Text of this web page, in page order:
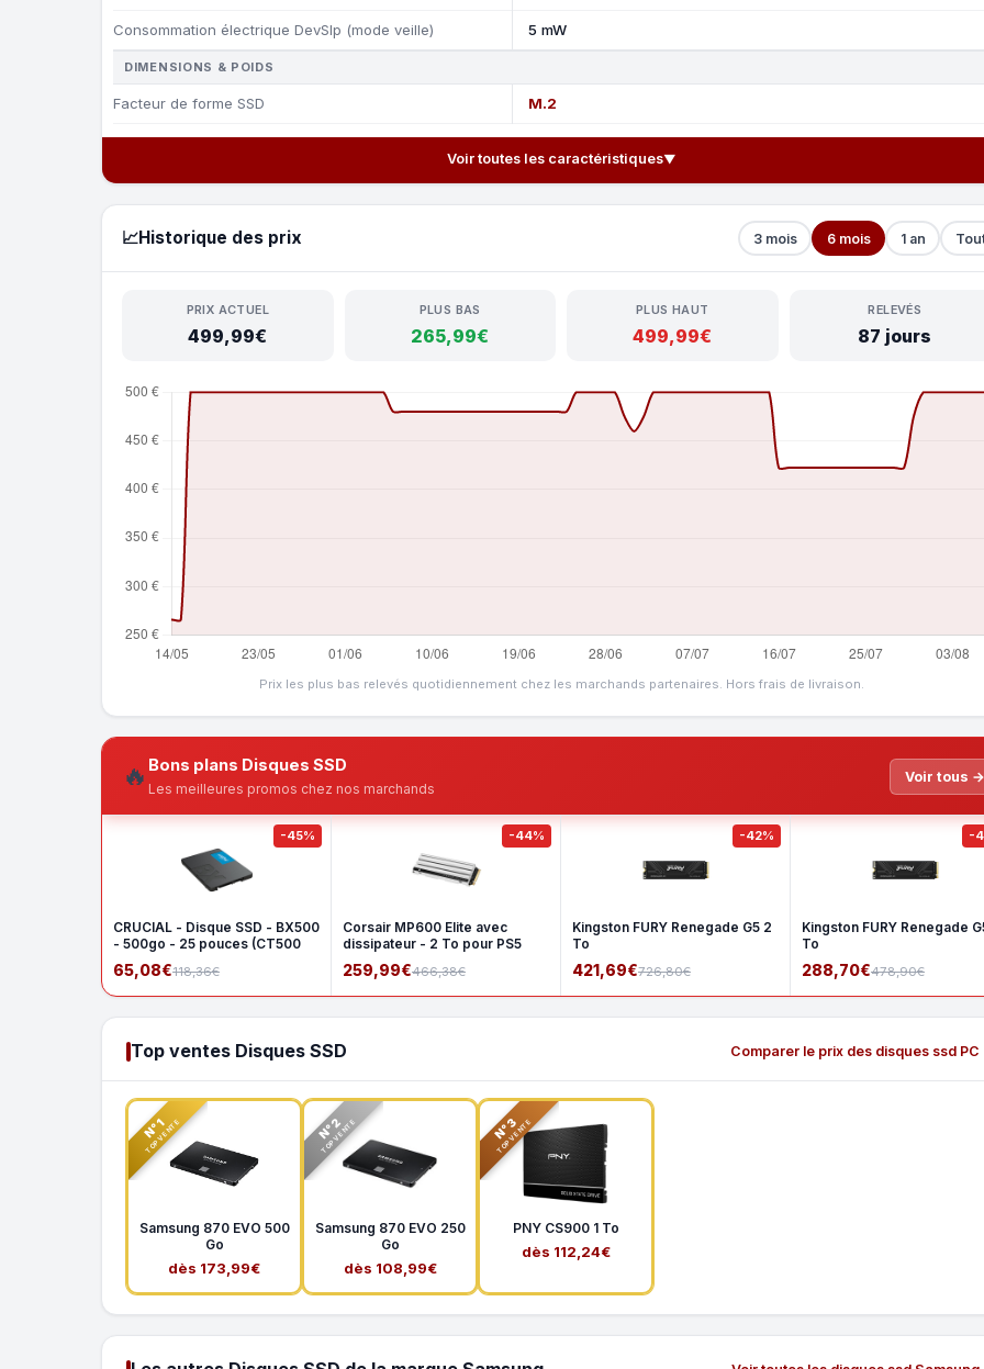
Consommation électrique DevSlp (mode veille) 5 mW
DIMENSIONS & POIDS
Facteur de forme SSD M.2
Voir toutes les caractéristiques▼
📈Historique des prix 3 mois 6 mois 1 an
PRIX ACTUEL
499,99€
PLUS BAS
265,99€
PLUS HAUT
499,99€
RELEVÉS
87 jours
Prix les plus bas relevés quotidiennement chez les marchands partenaires. Hors frais de livraison.
🔥 Bons plans Disques SSD
Les meilleures promos chez nos marchands
Voir tous →
-45%
CRUCIAL - Disque SSD - BX500
- 500go - 25 pouces (CT500
65,08€118,36€
-44%
Corsair MP600 Elite avec
dissipateur - 2 To pour PS5
259,99€466,38€
-42%
Kingston FURY Renegade G5 2
To
421,69€726,80€
-
Kingston FURY Renegade
To
288,70€478,90€
Top ventes Disques SSD Comparer le prix des disques ssd
N°1
TOP VENTE
Samsung 870 EVO 500
Go
dès 173,99€
N°2
TOP VENTE
Samsung 870 EVO 250
Go
dès 108,99€
N°3
TOP VENTE
PNY CS900 1 To
dès 112,24€